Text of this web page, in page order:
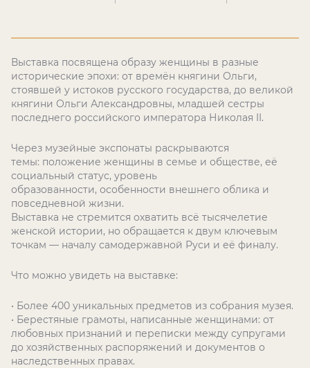
Выставка посвящена образу женщины в разные
исторические эпохи: от времён княгини Ольги,
стоявшей у истоков русского государства, до великой
княгини Ольги Александровны, младшей сестры
последнего российского императора Николая II.
Через музейные экспонаты раскрываются
темы: положение женщины в семье и обществе, её
социальный статус, уровень
образованности, особенности внешнего облика и
повседневной жизни.
Выставка не стремится охватить всё тысячелетие
женской истории, но обращается к двум ключевым
точкам — началу самодержавной Руси и её финалу.
Что можно увидеть на выставке:
• Более 400 уникальных предметов из собрания музея.
• Берестяные грамоты, написанные женщинами: от
любовных признаний и переписки между супругами
до хозяйственных распоряжений и документов о
наследственных правах.